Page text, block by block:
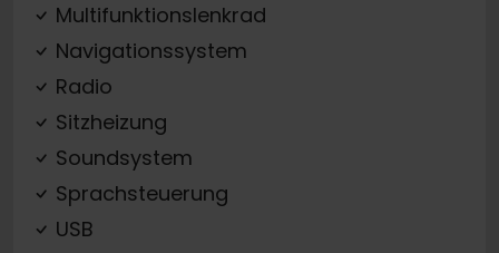
Multifunktionslenkrad
Navigationssystem
Radio
Sitzheizung
Soundsystem
Sprachsteuerung
USB